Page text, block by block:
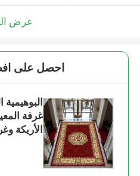
عرض
احصل على
غرفة
الأريكة